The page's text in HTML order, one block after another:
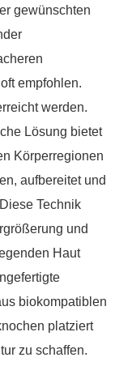
gewünschten
empfohlen.
werden.
Lösung bietet
Körperregionen
aufbereitet und
Technik
und
Haut
biokompatiblen
platziert
zu schaffen.